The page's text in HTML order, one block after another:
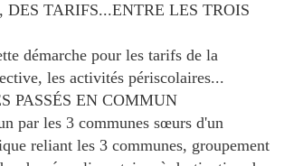
DES TARIFS...ENTRE LES TROIS
démarche pour les tarifs de la
les activités périscolaires...
PASSÉS EN COMMUN
par les 3 communes sœurs d'un
reliant les 3 communes, groupement